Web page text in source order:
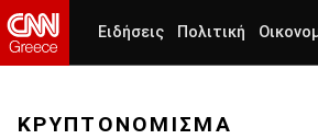
Ειδήσεις Πολιτική
ΚΡΥΠΤΟΝΟΜΙΣΜΑ